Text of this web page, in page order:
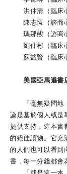
洪仲清（臨床心
陳志恆（諮商心
瑪那熊（諮商心
劉仲彬（臨床心
蘇益賢（臨床心
美國亞馬遜書
「毫無疑問地，
論是基於個人或是
提供支持，這本書
的絕佳讀物。它充
的人們也可以看到
書，每一分錢都會